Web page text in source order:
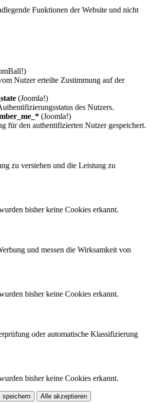
Funktionen der Website und nicht
Nutzer erteilte Zustimmung auf der
(Joomla!)
des Nutzers.
(Joomla!)
für den authentifizierten Nutzer gespeichert.
zu verstehen und die Leistung zu
bisher keine Cookies erkannt.
und messen die Wirksamkeit von
bisher keine Cookies erkannt.
oder automatische Klassifizierung
bisher keine Cookies erkannt.
speichern Alle akzeptieren